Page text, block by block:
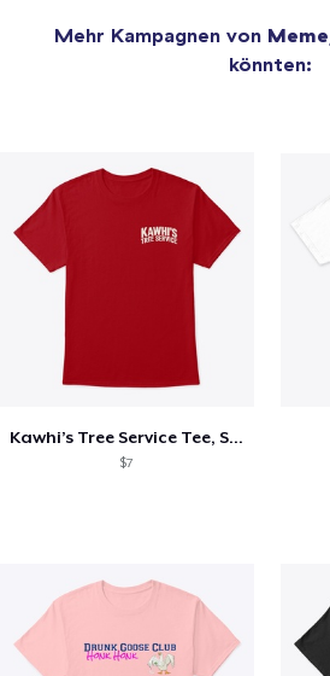
Mehr Kampagnen von Meme
könnten:
Kawhi’s Tree Service Tee, Shirts, Mug
$7